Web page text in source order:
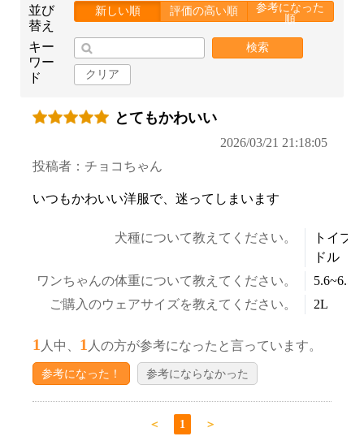
並び
替え
新しい順 評価の高い順
参考になった
順
キー
ワー
ド
検索
クリア
とてもかわいい
2026/03/21 21:18:05
投稿者：チョコちゃん
いつもかわいい洋服で、迷ってしまいます
犬種について教えてください。
トイプ
ドル
ワンちゃんの体重について教えてください。
ご購入のウェアサイズを教えてください。
2L
1 人中、 1 人の方が参考になったと言っています。
参考になった！ 参考にならなかった
＜ 1 ＞